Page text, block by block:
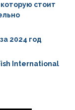
стоит
2024 год
International